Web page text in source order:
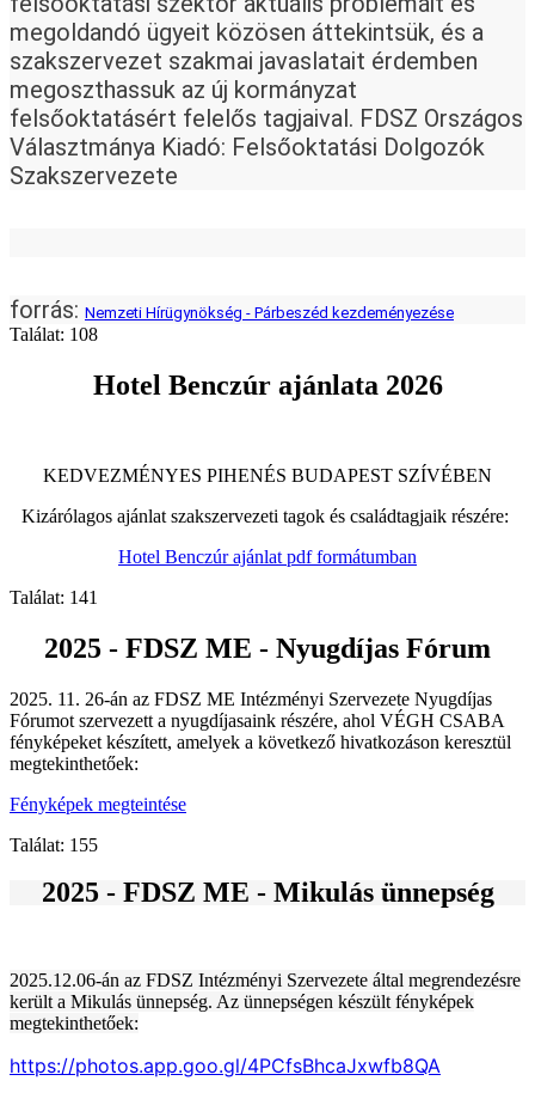
megoldandó ügyeit közösen áttekintsük, és a
szakszervezet szakmai javaslatait érdemben
megoszthassuk az új kormányzat
felsőoktatásért felelős tagjaival. FDSZ Országos
Választmánya Kiadó: Felsőoktatási Dolgozók
Szakszervezete
forrás: Nemzeti Hírügynökség - Párbeszéd kezdeményezése
Találat: 108
Hotel Benczúr ajánlata 2026
KEDVEZMÉNYES PIHENÉS BUDAPEST SZÍVÉBEN
Kizárólagos ajánlat szakszervezeti tagok és családtagjaik részére:
Hotel Benczúr ajánlat pdf formátumban
Találat: 141
2025 - FDSZ ME - Nyugdíjas Fórum
2025. 11. 26-án az FDSZ ME Intézményi Szervezete Nyugdíjas
Fórumot szervezett a nyugdíjasaink részére, ahol VÉGH CSABA
fényképeket készített, amelyek a következő hivatkozáson keresztül
megtekinthetőek:
Fényképek megteintése
Találat: 155
2025 - FDSZ ME - Mikulás ünnepség
2025.12.06-án az FDSZ Intézményi Szervezete által megrendezésre
került a Mikulás ünnepség. Az ünnepségen készült fényképek
megtekinthetőek:
https://photos.app.goo.gl/4PCfsBhcaJxwfb8QA